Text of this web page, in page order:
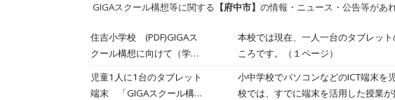
GIGAスクール構想等に関する 【府中市】 の情報・ニュース・公告等があ
住吉小学校 (PDF)GIGAス
クール構想に向けて（学校
日）
本校では現在、一人一台のタブレッ
ころです。（１ページ）
児童1人に1台のタブレット
端末 「GIGAスクール構
小中学校でパソコンなどのICT端末を
校では、すでに端末を活用した授業が